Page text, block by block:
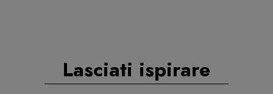
Lasciati ispirare